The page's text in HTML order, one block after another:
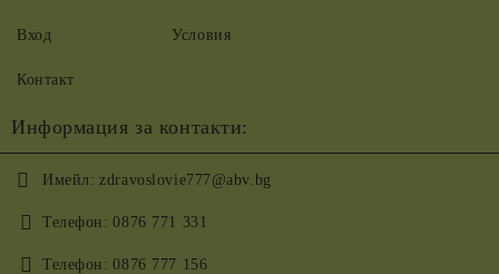
Вход
Контакт
Условия
Информация за контакти:
Имейл: zdravoslovie777@abv.bg
Телефон: 0876 771 331
Телефон: 0876 777 156